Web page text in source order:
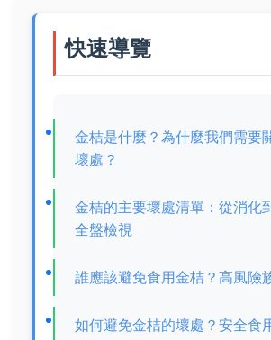
快速導覽
金桔是什麼？為什麼我們需要
壞處？
金桔的主要壞處清單：從消化
全盤檢視
誰應該避免食用金桔？高風險
如何避免金桔的壞處？安全食